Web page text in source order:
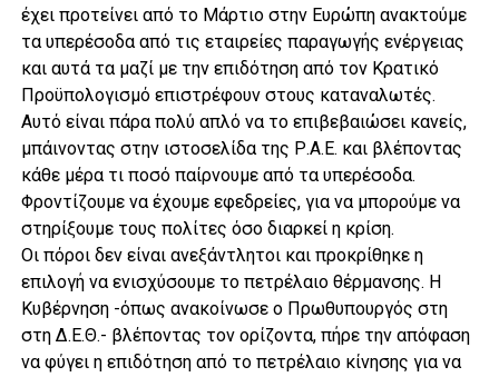
έχει προτείνει από το Μάρτιο στην Ευρώπη ανακτούμε
τα υπερέσοδα από τις εταιρείες παραγωγής ενέργειας
και αυτά τα μαζί με την επιδότηση από τον Κρατικό
Προϋπολογισμό επιστρέφουν στους καταναλωτές.
Αυτό είναι πάρα πολύ απλό να το επιβεβαιώσει κανείς,
μπάινοντας στην ιστοσελίδα της Ρ.Α.Ε. και βλέποντας
κάθε μέρα τι ποσό παίρνουμε από τα υπερέσοδα.
Φροντίζουμε να έχουμε εφεδρείες, για να μπορούμε να
στηρίξουμε τους πολίτες όσο διαρκεί η κρίση.
Οι πόροι δεν είναι ανεξάντλητοι και προκρίθηκε η
επιλογή να ενισχύσουμε το πετρέλαιο θέρμανσης. Η
Κυβέρνηση -όπως ανακοίνωσε ο Πρωθυπουργός στη
στη Δ.Ε.Θ.- βλέποντας τον ορίζοντα, πήρε την απόφαση
να φύγει η επιδότηση από το πετρέλαιο κίνησης για να